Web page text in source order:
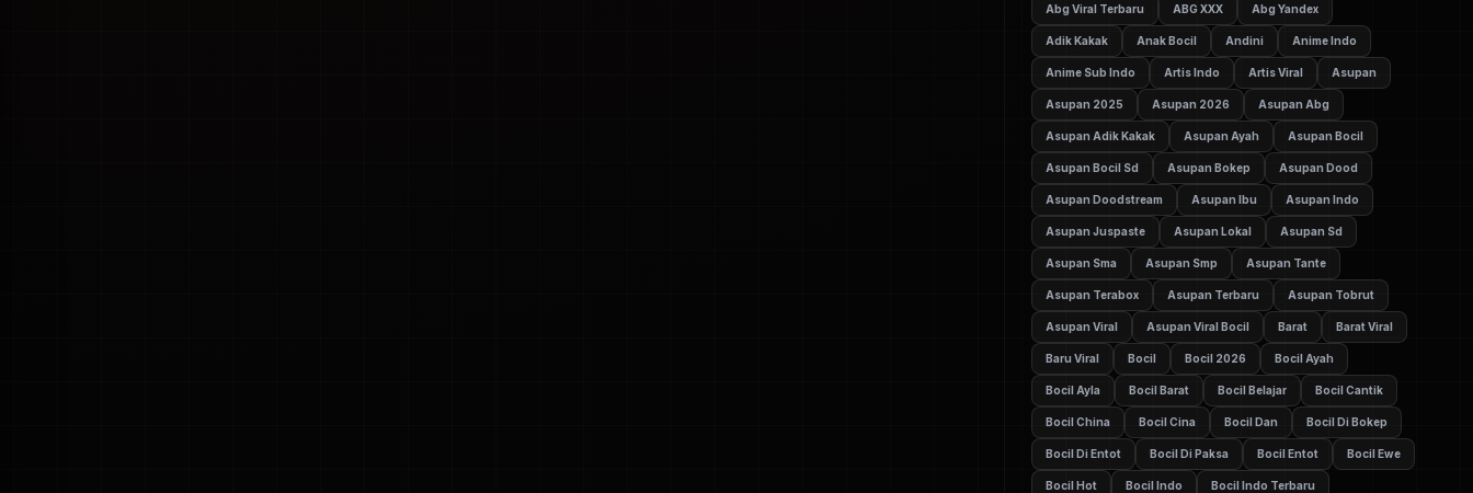
Abg Viral Terbaru ABG XXX Abg Yandex
Adik Kakak Anak Bocil Andini Anime Indo
Anime Sub Indo Artis Indo Artis Viral Asupan
Asupan 2025 Asupan 2026 Asupan Abg
Asupan Adik Kakak Asupan Ayah Asupan Bocil
Asupan Bocil Sd Asupan Bokep Asupan Dood
Asupan Doodstream Asupan Ibu Asupan Indo
Asupan Juspaste Asupan Lokal Asupan Sd
Asupan Sma Asupan Smp Asupan Tante
Asupan Terabox Asupan Terbaru Asupan Tobrut
Asupan Viral Asupan Viral Bocil Barat Barat Viral
Baru Viral Bocil Bocil 2026 Bocil Ayah
Bocil Ayla Bocil Barat Bocil Belajar Bocil Cantik
Bocil China Bocil Cina Bocil Dan Bocil Di Bokep
Bocil Di Entot Bocil Di Paksa Bocil Entot Bocil Ewe
Bocil Hot Bocil Indo Bocil Indo Terbaru